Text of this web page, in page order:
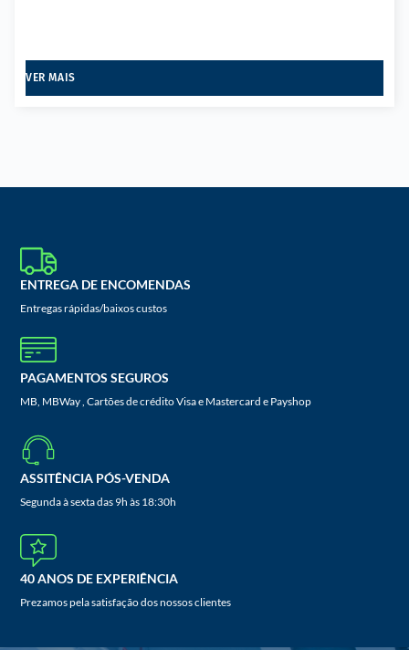
VER MAIS
ENTREGA DE ENCOMENDAS
Entregas rápidas/baixos custos
PAGAMENTOS SEGUROS
MB, MBWay , Cartões de crédito Visa e Mastercard e Payshop
ASSITÊNCIA PÓS-VENDA
Segunda à sexta das 9h às 18:30h
40 ANOS DE EXPERIÊNCIA
Prezamos pela satisfação dos nossos clientes